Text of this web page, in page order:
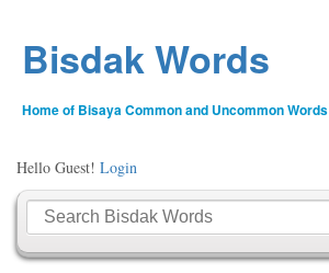
Bisdak Words
Home of Bisaya Common and Uncommon Words
Hello Guest! Login